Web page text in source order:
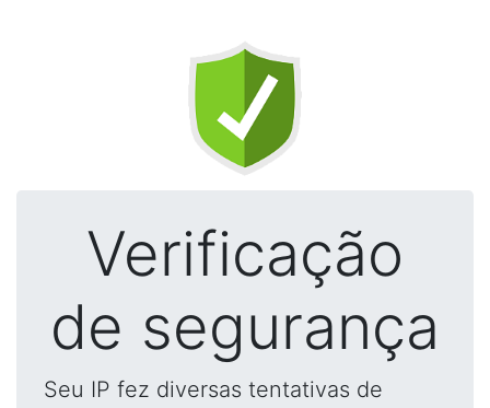
Verificação
de segurança
Seu IP fez diversas tentativas de